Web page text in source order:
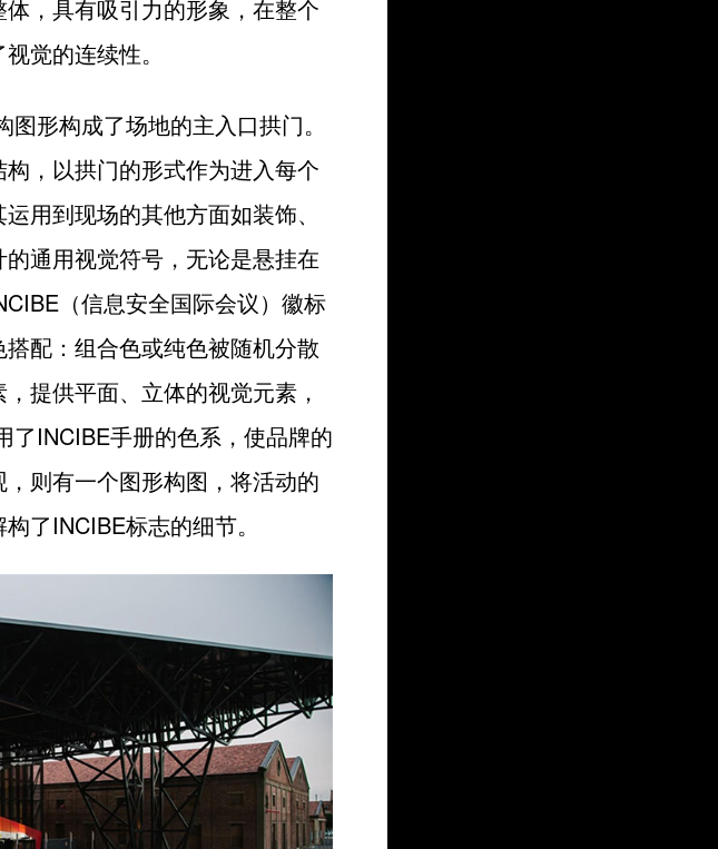
，具有吸引力的形象，在整个
觉的连续性。
形构成了场地的主入口拱门。
，以拱门的形式作为进入每个
用到现场的其他方面如装饰、
通用视觉符号，无论是悬挂在
（信息安全国际会议）徽标
配：组合色或纯色被随机分散
提供平面、立体的视觉元素，
了INCIBE手册的色系，使品牌的
则有一个图形构图，将活动的
了INCIBE标志的细节。